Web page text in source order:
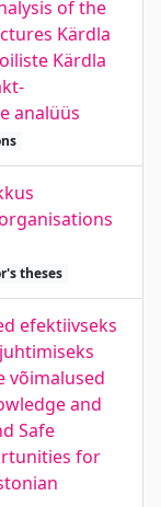
of the
Kärdla
Kärdla
analüüs
theses
efektiivseks
võimalused
and
Safe
for